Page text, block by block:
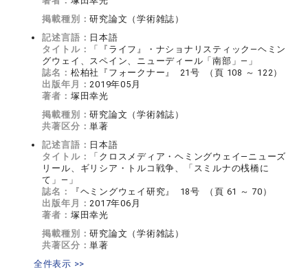
掲載種別：研究論文（学術雑誌）
記述言語： 日本語
タイトル：
「『ライフ』・ナショナリスティック—ヘミン
グウェイ、スペイン、ニューディール「南部」—」
誌名： 松柏社『フォークナー』 21号 （頁 108 ～ 122）
出版年月： 2019年05月
著者： 塚田幸光
掲載種別：研究論文（学術雑誌）
共著区分：単著
記述言語： 日本語
タイトル：
「クロスメディア・ヘミングウェイ—ニューズ
リール、ギリシア・トルコ戦争、「スミルナの桟橋に
て」—」
誌名：
『ヘミングウェイ研究』 18号 （頁 61 ～ 70）
出版年月： 2017年06月
著者： 塚田幸光
掲載種別：研究論文（学術雑誌）
共著区分：単著
全件表示 >>